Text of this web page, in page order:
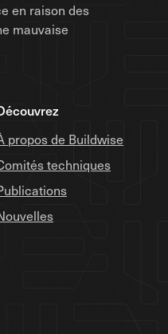
en raison des
mauvaise
propos de Buildwise
techniques